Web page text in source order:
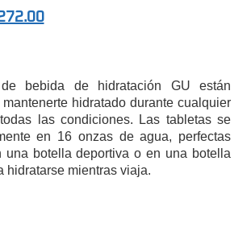
bebida de hidratación GU están
hidratado durante cualquier
las condiciones. Las tabletas se
en 16 onzas de agua, perfectas
una botella deportiva o en una botella
hidratarse mientras viaja.